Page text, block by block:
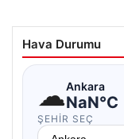
Hava Durumu
☁Ankara
NaN°C
ŞEHIR SEÇ